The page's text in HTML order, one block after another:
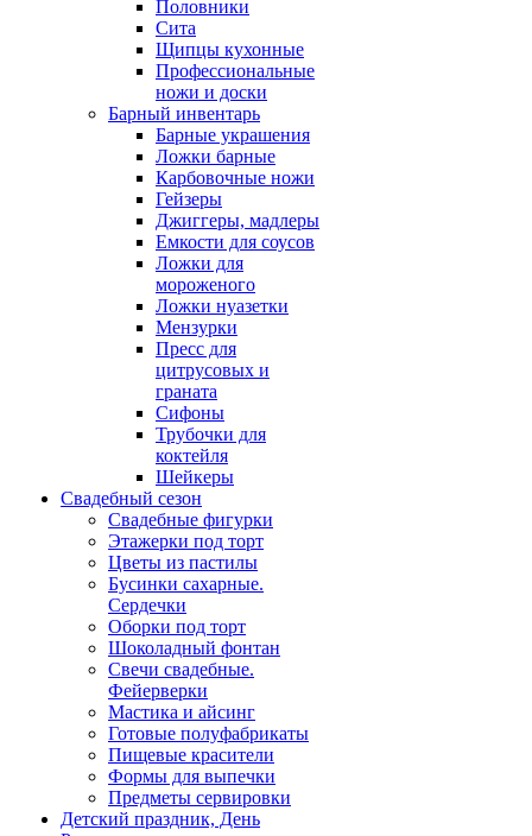
Половники
Сита
Щипцы кухонные
Профессиональные
ножи и доски
Барный инвентарь
Барные украшения
Ложки барные
Карбовочные ножи
Гейзеры
Джиггеры, мадлеры
Емкости для соусов
Ложки для
мороженого
Ложки нуазетки
Мензурки
Пресс для
цитрусовых и
граната
Сифоны
Трубочки для
коктейля
Шейкеры
Свадебный сезон
Свадебные фигурки
Этажерки под торт
Цветы из пастилы
Бусинки сахарные.
Сердечки
Оборки под торт
Шоколадный фонтан
Свечи свадебные.
Фейерверки
Мастика и айсинг
Готовые полуфабрикаты
Пищевые красители
Формы для выпечки
Предметы сервировки
Детский праздник, День